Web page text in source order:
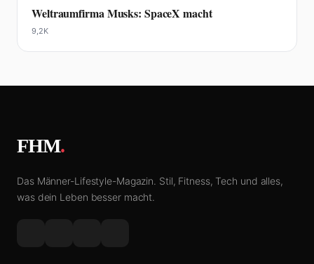
Weltraumfirma Musks: SpaceX macht
9,2K
FHM.
Das Männer-Lifestyle-Magazin. Stil, Fitness, Tech und alles,
was dein Leben besser macht.